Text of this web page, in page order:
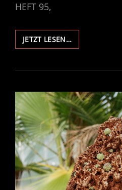
HEFT 95,
JETZT LESEN…ANSTAU-
BEWÄSSERUNG
KARNIVOREN
HYPOXISCHEN
&
ANOXISCHEN
STRESS
VERMEIDEN!